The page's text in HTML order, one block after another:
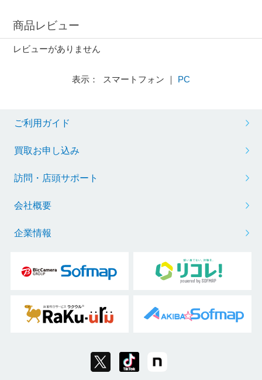
商品レビュー
レビューがありません
表示： スマートフォン ｜ PC
ご利用ガイド
買取お申し込み
訪問・店頭サポート
会社概要
企業情報